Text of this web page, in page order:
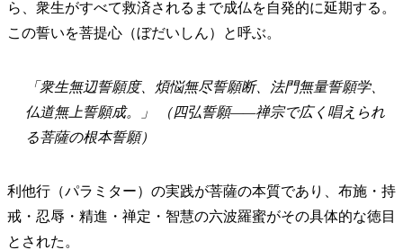
ら、衆生がすべて救済されるまで成仏を自発的に延期する。
この誓いを菩提心（ぼだいしん）と呼ぶ。
「衆生無辺誓願度、煩悩無尽誓願断、法門無量誓願学、
仏道無上誓願成。」 （四弘誓願——禅宗で広く唱えられ
る菩薩の根本誓願）
利他行（パラミター）の実践が菩薩の本質であり、布施・持
戒・忍辱・精進・禅定・智慧の六波羅蜜がその具体的な徳目
とされた。